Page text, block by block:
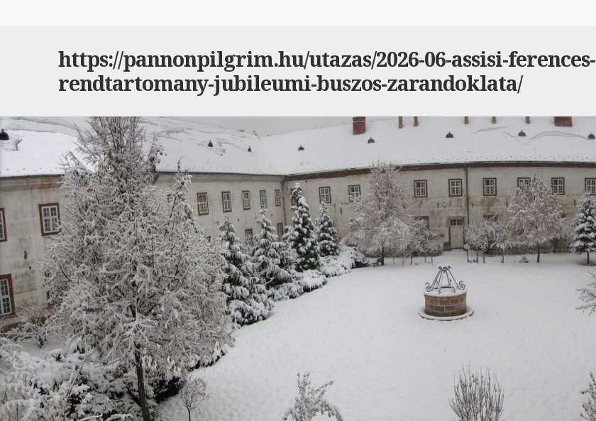
https://pannonpilgrim.hu/utazas/2026-06-assisi-ferences-
rendtartomany-jubileumi-buszos-zarandoklata/